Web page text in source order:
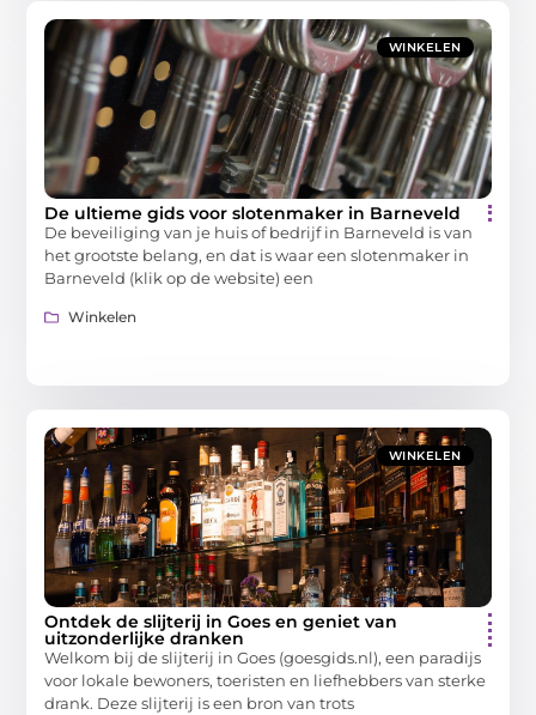
WINKELEN
De ultieme gids voor slotenmaker in Barneveld
De beveiliging van je huis of bedrijf in Barneveld is van
het grootste belang, en dat is waar een slotenmaker in
Barneveld (klik op de website) een
Winkelen
WINKELEN
Ontdek de slijterij in Goes en geniet van
uitzonderlijke dranken
Welkom bij de slijterij in Goes (goesgids.nl), een paradijs
voor lokale bewoners, toeristen en liefhebbers van sterke
drank. Deze slijterij is een bron van trots